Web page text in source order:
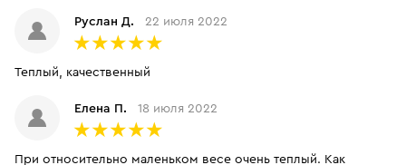
Руслан Д. 22 июля 2022
Теплый, качественный
Елена П. 18 июля 2022
При относительно маленьком весе очень теплый. Как